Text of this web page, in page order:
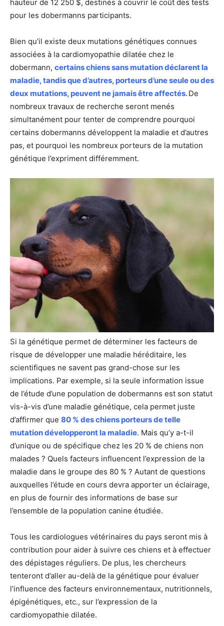
hauteur de 12 250 $, destinés à couvrir le coût des tests
pour les dobermanns participants.
Bien qu’il existe deux mutations génétiques connues
associées à la cardiomyopathie dilatée chez le
dobermann, certains chiens sans mutation déclarent la
maladie, tandis que d’autres, porteurs d’une seule ou des
deux mutations, peuvent ne jamais être affectés. De
nombreux travaux de recherche seront menés
simultanément pour tenter de comprendre pourquoi
certains dobermanns développent la maladie et d’autres
pas, et pourquoi les nombreux porteurs de la mutation
génétique l’expriment différemment.
Si la génétique permet de déterminer les facteurs de
risque de développer une maladie héréditaire, les
scientifiques ne savent pas grand-chose sur les
implications. Par exemple, si la seule information issue
de l’étude d’une population de dobermanns est son statut
vis-à-vis d’une maladie génétique, cela permet juste
d’affirmer que 80 % des chiens porteurs de telle
mutation développeront la maladie. Mais qu’y a-t-il
d’unique ou de spécifique chez les 20 % de chiens non
malades ? Quels facteurs influencent l’expression de la
maladie dans le groupe des 80 % ? Autant de questions
auxquelles l’étude en cours devra apporter un éclairage,
en plus de fournir des informations de base sur
l’ensemble de la population canine étudiée.
Tous les cardiologues vétérinaires du pays seront mis à
contribution pour aider à suivre ces chiens et à effectuer
des dépistages réguliers. De plus, les chercheurs
tenteront d’aller au-delà de la génétique pour évaluer
l’influence des facteurs environnementaux, nutritionnels,
épigénétiques, etc., sur l’expression de la
cardiomyopathie dilatée.